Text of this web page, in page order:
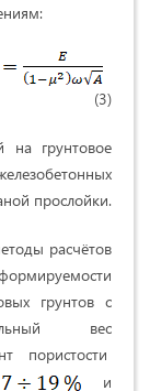
на грунтовое
прослойки.
расчётов
грунтов с
вес
пористости
и